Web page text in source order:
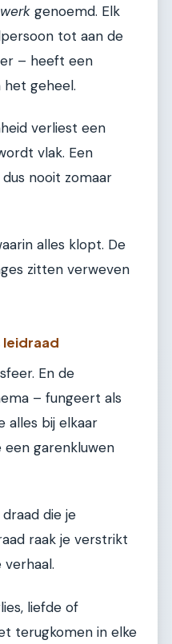
genoemd. Elk
tot aan de
– heeft een
geheel.
verliest een
vlak. Een
nooit zomaar
alles klopt. De
zitten verweven
leidraad
En de
– fungeert als
alles bij elkaar
een garenkluwen
die je
raak je verstrikt
verhaal.
liefde of
terugkomen in elke